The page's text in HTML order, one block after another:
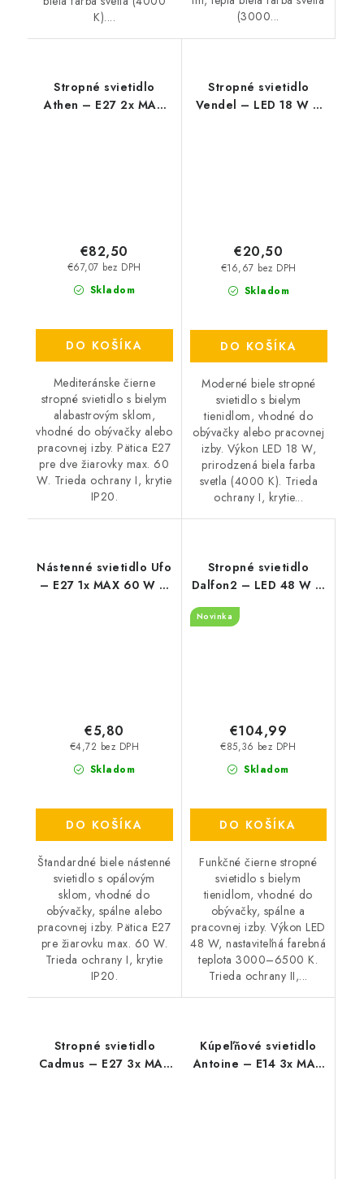
K)....
(3000...
Stropné svietidlo
Athen – E27 2x MAX
Skladom
€67,07 bez DPH
€82,50
DO KOŠÍKA
Mediteránske čierne
stropné svietidlo s bielym
alabastrovým sklom,
vhodné do obývačky alebo
pracovnej izby. Pätica E27
pre dve žiarovky max. 60
W. Trieda ochrany I, krytie
IP20.
Stropné svietidlo
Vendel – LED 18 W –
Skladom
€16,67 bez DPH
€20,50
DO KOŠÍKA
Moderné biele stropné
svietidlo s bielym
tienidlom, vhodné do
obývačky alebo pracovnej
izby. Výkon LED 18 W,
prirodzená biela farba
svetla (4000 K). Trieda
ochrany I, krytie...
Nástenné svietidlo Ufo
– E27 1x MAX 60 W –
Skladom
€4,72 bez DPH
€5,80
DO KOŠÍKA
Štandardné biele nástenné
svietidlo s opálovým
sklom, vhodné do
obývačky, spálne alebo
pracovnej izby. Pätica E27
pre žiarovku max. 60 W.
Trieda ochrany I, krytie
IP20.
Stropné svietidlo
Dalfon2 – LED 48 W –
Novinka
Skladom
€85,36 bez DPH
€104,99
DO KOŠÍKA
Funkčné čierne stropné
svietidlo s bielym
tienidlom, vhodné do
obývačky, spálne a
pracovnej izby. Výkon LED
48 W, nastaviteľná farebná
teplota 3000–6500 K.
Trieda ochrany II,...
Stropné svietidlo
Cadmus – E27 3x MAX
Kúpeľňové svietidlo
Antoine – E14 3x MAX